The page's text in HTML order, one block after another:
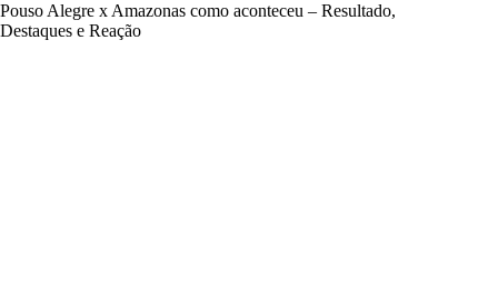
Pouso Alegre x Amazonas como aconteceu – Resultado,
Destaques e Reação